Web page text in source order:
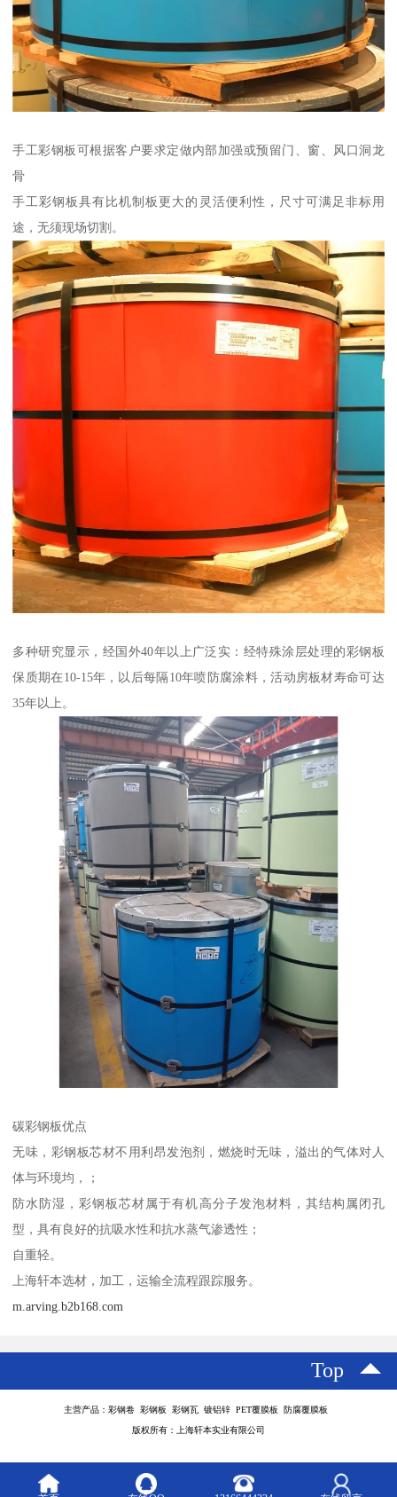
手工彩钢板可根据客户要求定做内部加强或预留门、窗、风口洞龙
骨
手工彩钢板具有比机制板更大的灵活便利性，尺寸可满足非标用
途，无须现场切割。
多种研究显示，经国外40年以上广泛实：经特殊涂层处理的彩钢板
保质期在10-15年，以后每隔10年喷防腐涂料，活动房板材寿命可达
35年以上。
碳彩钢板优点
无味，彩钢板芯材不用利昂发泡剂，燃烧时无味，溢出的气体对人
体与环境均，；
防水防湿，彩钢板芯材属于有机高分子发泡材料，其结构属闭孔
型，具有良好的抗吸水性和抗水蒸气渗透性；
自重轻。
上海轩本选材，加工，运输全流程跟踪服务。
m.arving.b2b168.com
Top
主营产品：彩钢卷 彩钢板 彩钢瓦 镀铝锌 PET覆膜板 防腐覆膜板
版权所有：上海轩本实业有限公司